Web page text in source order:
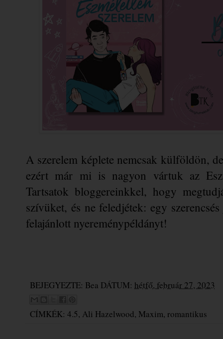
A szerelem képlete nemcsak külföldön,
ezért már mi is nagyon vártuk az
Tartsatok bloggereinkkel, hogy
szívüket, és ne feledjétek: egy
felajánlott nyereménypéldányt!
BEJEGYEZTE: Bea DÁTUM: hétfő, február 27, 2023
CÍMKÉK: 4.5, Ali Hazelwood, Maxim, romantikus